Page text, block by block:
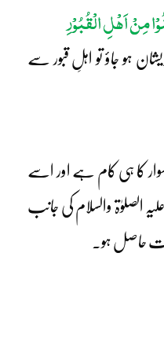
مِنْ اَہْلِ الْقُبُوْرِ
ہو جاؤ تو اہلِ قبور سے
کا ہی کام ہے اور اسے
الصلوٰۃ والسلام کی جانب
حاصل ہو۔